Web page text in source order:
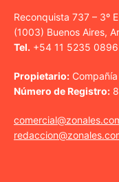
Reconquista 737 – 3º E
(1003) Buenos Aires,
Tel. +54 11 5235
Propietario:
Número de Registro: